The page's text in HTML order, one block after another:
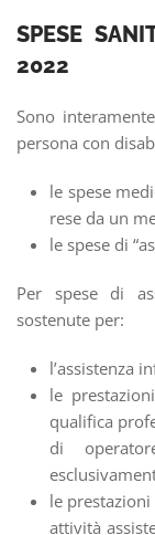
SPESE
2022
Sono
persona con
le spese
rese da un
le spese di
Per spese di
sostenute per:
l’assistenza
le
qualifica
di
le
attività